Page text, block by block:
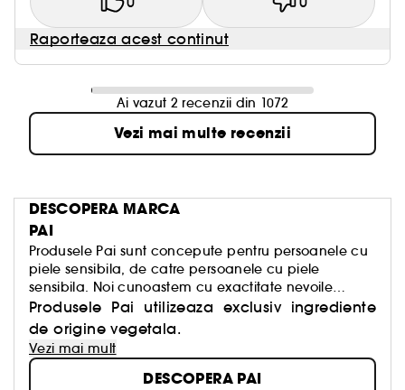
Raporteaza acest continut
Ai vazut 2 recenzii din 1072
Vezi mai multe recenzii
DESCOPERA MARCA
PAI
Produsele Pai sunt concepute pentru persoanele cu
piele sensibila, de catre persoanele cu piele
sensibila. Noi cunoastem cu exactitate nevoile
acestui tip de ten, din acest motiv produsele noastre
sunt fabricate plecand de la ingrediente atent
selectionate pentru proprietatile lor.
Produsele Pai utilizeaza exclusiv ingrediente
de origine vegetala.
Vezi mai mult
DESCOPERA PAI